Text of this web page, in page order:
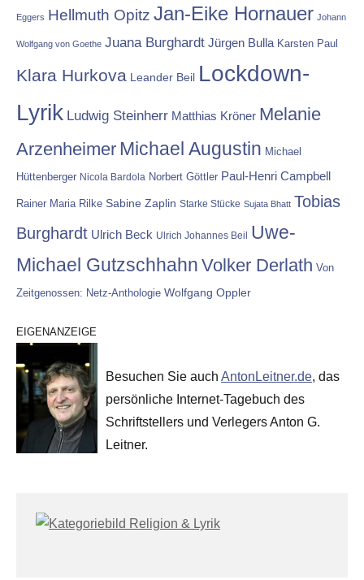
Eggers Hellmuth Opitz Jan-Eike Hornauer Johann
Wolfgang von Goethe Juana Burghardt Jürgen Bulla Karsten Paul
Klara Hurkova Leander Beil Lockdown-
Lyrik Ludwig Steinherr Matthias Kröner Melanie
Arzenheimer Michael Augustin Michael
Hüttenberger Nicola Bardola Norbert Göttler Paul-Henri Campbell
Rainer Maria Rilke Sabine Zaplin Starke Stücke Sujata Bhatt Tobias
Burghardt Ulrich Beck Ulrich Johannes Beil Uwe-
Michael Gutzschhahn Volker Derlath Von
Zeitgenossen: Netz-Anthologie Wolfgang Oppler
EIGENANZEIGE
Besuchen Sie auch AntonLeitner.de, das
persönliche Internet-Tagebuch des
Schriftstellers und Verlegers Anton G.
Leitner.